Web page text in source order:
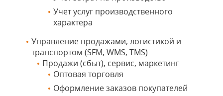
Учет услуг производственного
характера
Управление продажами, логистикой и
транспортом (SFM, WMS, TMS)
Продажи (сбыт), сервис, маркетинг
Оптовая торговля
Оформление заказов покупателей